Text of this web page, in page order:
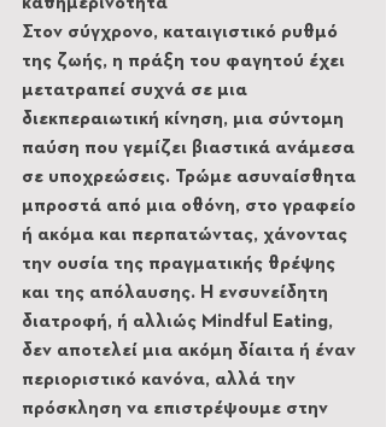
καθημερινότητα
Στον σύγχρονο, καταιγιστικό ρυθμό
της ζωής, η πράξη του φαγητού έχει
μετατραπεί συχνά σε μια
διεκπεραιωτική κίνηση, μια σύντομη
παύση που γεμίζει βιαστικά ανάμεσα
σε υποχρεώσεις. Τρώμε ασυναίσθητα
μπροστά από μια οθόνη, στο γραφείο
ή ακόμα και περπατώντας, χάνοντας
την ουσία της πραγματικής θρέψης
και της απόλαυσης. Η ενσυνείδητη
διατροφή, ή αλλιώς Mindful Eating,
δεν αποτελεί μια ακόμη δίαιτα ή έναν
περιοριστικό κανόνα, αλλά την
πρόσκληση να επιστρέψουμε στην